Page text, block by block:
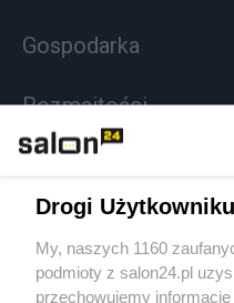
Gospodarka
Rozmaitości
Sport
Społeczeństwo
Drogi
My, naszych 1160
podmioty z salon24.pl
przechowujemy